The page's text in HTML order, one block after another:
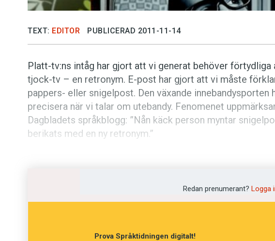
TEXT: EDITOR PUBLICERAD 2011-11-14
Platt-tv:ns intåg har gjort att vi generat behöver förtydliga
tjock-tv – en retronym. E-post har gjort att vi måste
pappers- eller snigel­post. Den växande innebandysporten
precisera­ när vi talar om utebandy. Fenomenet
Dagbladets språkblogg: ”Nån käck person myntar
berikats med en ny retronym.”
Redan prenumerant? Logga
Prova Språktidningen digitalt!